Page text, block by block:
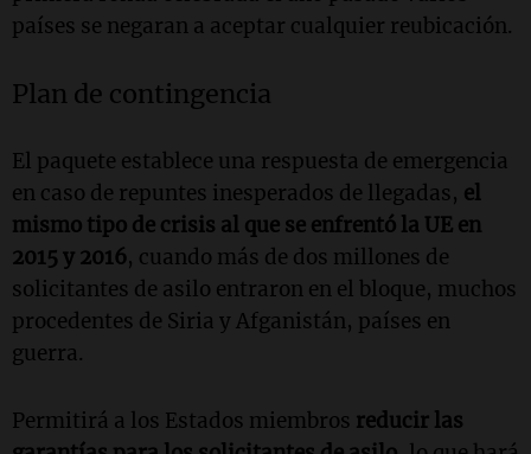
países se negaran a aceptar cualquier reubicación.
Plan de contingencia
El paquete establece una respuesta de emergencia
en caso de repuntes inesperados de llegadas, el
mismo tipo de crisis al que se enfrentó la UE en
2015 y 2016, cuando más de dos millones de
solicitantes de asilo entraron en el bloque, muchos
procedentes de Siria y Afganistán, países en
guerra.
Permitirá a los Estados miembros reducir las